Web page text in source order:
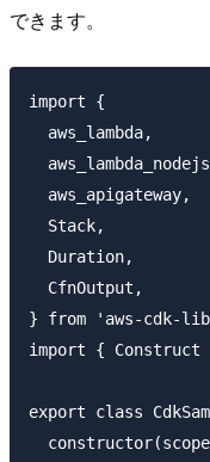
できます。
import {
  aws_lambda,
  aws_apigateway,
  Stack,
  Duration,
  CfnOutput,
} from 'aws-cdk-
import {
export class